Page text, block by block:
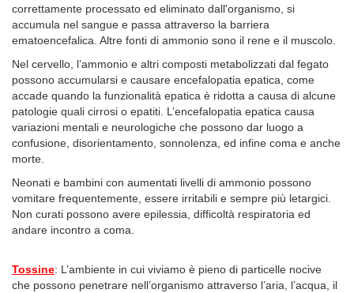
correttamente processato ed eliminato dall'organismo, si
accumula nel sangue e passa attraverso la barriera
ematoencefalica. Altre fonti di ammonio sono il rene e il muscolo.
Nel cervello, l’ammonio e altri composti metabolizzati dal fegato
possono accumularsi e causare encefalopatia epatica, come
accade quando la funzionalità epatica è ridotta a causa di alcune
patologie quali cirrosi o epatiti. L’encefalopatia epatica causa
variazioni mentali e neurologiche che possono dar luogo a
confusione, disorientamento, sonnolenza, ed infine coma e anche
morte.
Neonati e bambini con aumentati livelli di ammonio possono
vomitare frequentemente, essere irritabili e sempre più letargici.
Non curati possono avere epilessia, difficoltà respiratoria ed
andare incontro a coma.
Tossine: L’ambiente in cui viviamo è pieno di particelle nocive
che possono penetrare nell’organismo attraverso l’aria, l’acqua, il